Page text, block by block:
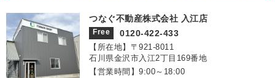
つなぐ不動産株式会社 入江店
Free 0120-422-433
【所在地】〒921‐8011
石川県金沢市入江2丁目169番地
【営業時間】9:00～18:00